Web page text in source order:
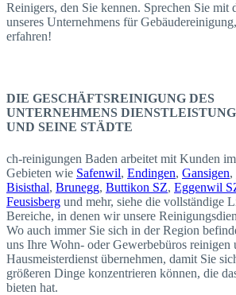
Reinigers, den Sie kennen. Sprechen Sie mit
unseres Unternehmens für
erfahren!
DIE GESCHÄFTSREINIGUNG DES
UNTERNEHMENS
UND SEINE STÄDTE
ch-reinigungen Baden arbeitet mit Kunden
Gebieten wie Safenwil, Endingen, Gansigen,
Bisisthal, Brunegg, Buttikon SZ, Eggenwil
Feusisberg und mehr, siehe die vollständige
Bereiche, in denen wir unsere
Wo auch immer Sie sich in der Region
uns Ihre Wohn- oder Gewerbebüros reinigen
Hausmeisterdienst übernehmen, damit Sie
größeren Dinge konzentrieren können, die
bieten hat.